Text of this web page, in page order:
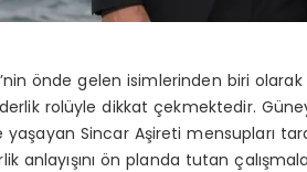
önde gelen isimlerinden biri
rolüyle dikkat çekmektedir.
yaşayan Sincar Aşireti mensupları
anlayışını ön planda tutan